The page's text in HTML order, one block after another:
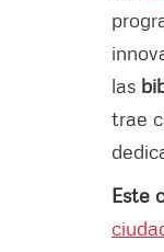
las
trae
Este